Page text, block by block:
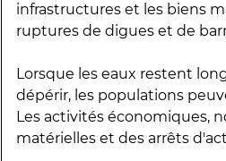
infrastructures et les biens
ruptures de digues et de
Lorsque les eaux restent
dépérir, les populations
Les activités économiques,
matérielles et des arrêts